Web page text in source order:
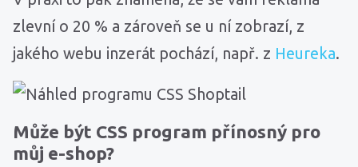
zlevní o 20 % a zároveň se u ní zobrazí, z
jakého webu inzerát pochází, např. z Heureka.
Může být CSS program přínosný pro
můj e-shop?